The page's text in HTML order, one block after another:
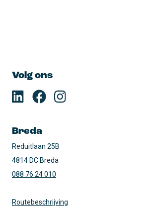
Breda
Reduitlaan 25B
4814 DC Breda
088 76 24 010
Routebeschrijving
Volg ons